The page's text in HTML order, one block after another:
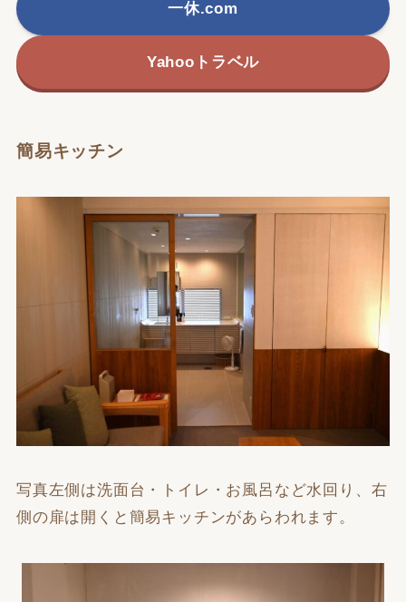
一休.com
Yahooトラベル
簡易キッチン
写真左側は洗面台・トイレ・お風呂など水回り、右
側の扉は開くと簡易キッチンがあらわれます。